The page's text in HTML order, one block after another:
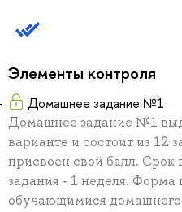
Элементы контроля
Домашнее задание №1
Домашнее задание №1
варианте и состоит из 12
присвоен свой балл.
задания - 1 неделя. Форма
обучающимися